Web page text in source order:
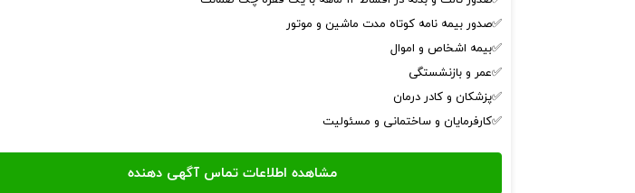
✅صدور بیمه نامه کوتاه مدت ماشین و موتور
✅بیمه اشخاص و اموال
✅عمر و بازنشستگی
✅پزشکان و کادر درمان
✅کارفرمایان و ساختمانی و مسئولیت